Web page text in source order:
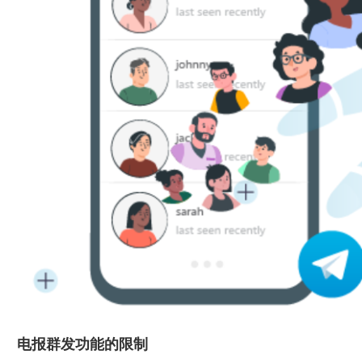
电报群发功能的限制